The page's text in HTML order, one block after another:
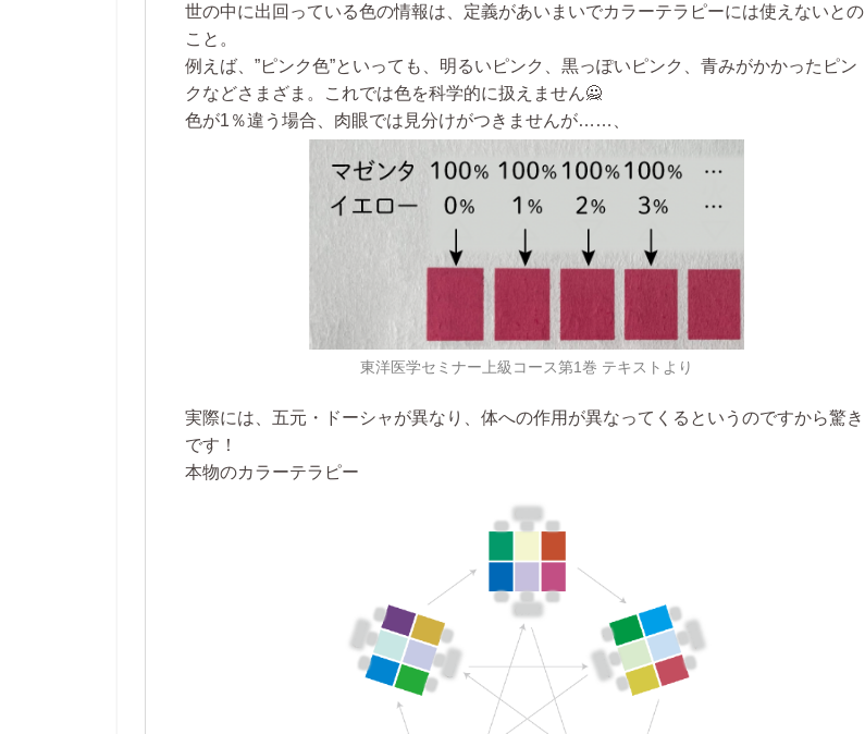
世の中に出回っている色の情報は、定義があいまいでカラーテラピーには使えないとの
こと。
例えば、”ピンク色”といっても、明るいピンク、黒っぽいピンク、青みがかかったピン
クなどさまざま。これでは色を科学的に扱えません🙅
色が1％違う場合、肉眼では見分けがつきませんが……、
東洋医学セミナー上級コース第1巻 テキストより
実際には、五元・ドーシャが異なり、体への作用が異なってくるというのですから驚き
です！
本物のカラーテラピー